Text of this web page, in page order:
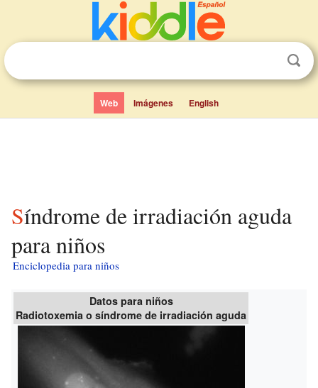
Web Imágenes English
Síndrome de irradiación aguda
para niños
Enciclopedia para niños
Datos para niños
Radiotoxemia o síndrome de irradiación aguda